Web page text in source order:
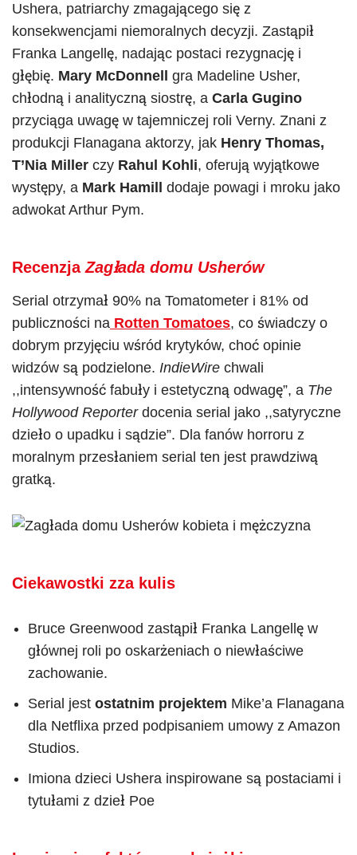
Ushera, patriarchy zmagającego się z
konsekwencjami niemoralnych decyzji. Zastąpił
Franka Langellę, nadając postaci rezygnację i
głębię. Mary McDonnell gra Madeline Usher,
chłodną i analityczną siostrę, a Carla Gugino
przyciąga uwagę w tajemniczej roli Verny. Znani z
produkcji Flanagana aktorzy, jak Henry Thomas,
T’Nia Miller czy Rahul Kohli, oferują wyjątkowe
występy, a Mark Hamill dodaje powagi i mroku jako
adwokat Arthur Pym.
RecenzjaZagłada domu Usherów
Serial otrzymał 90% na Tomatometer i 81% od
publiczności na Rotten Tomatoes, co świadczy o
dobrym przyjęciu wśród krytyków, choć opinie
widzów są podzielone. IndieWire chwali
,,intensywność fabuły i estetyczną odwagę”, a The
Hollywood Reporterdocenia serial jako ,,satyryczne
dzieło o upadku i sądzie”. Dla fanów horroru z
moralnym przesłaniem serial ten jest prawdziwą
gratką.
Ciekawostki zza kulis
Bruce Greenwood zastąpił Franka Langellę w
głównej roli po oskarżeniach o niewłaściwe
zachowanie.
Serial jest ostatnim projektem Mike’a Flanagana
dla Netflixa przed podpisaniem umowy z Amazon
Studios.
Imiona dzieci Ushera inspirowane są postaciami i
tytułami z dzieł Poe